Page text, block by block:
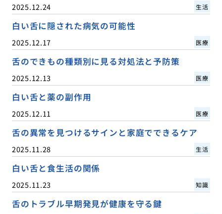
2025.12.24 生活
白い舌に隠された病気の可能性
2025.12.17 医療
舌のできもの種類別に見る対処法と予防策
2025.12.13 医療
白い舌と薬の副作用
2025.12.11 医療
舌の異常を見つけるサインと家庭でできるケア
2025.11.28 生活
白い舌と食生活の関係
2025.11.23 知識
舌のトラブル早期発見が健康を守る鍵